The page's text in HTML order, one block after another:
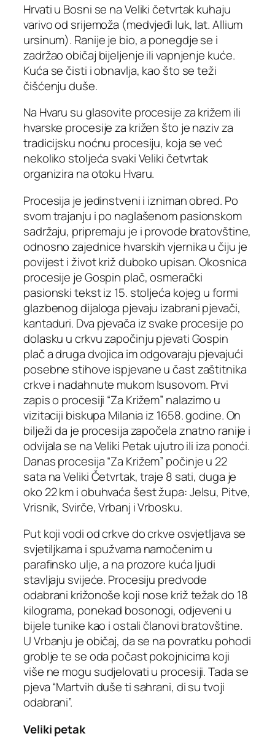
Hrvati u Bosni se na Veliki četvrtak kuhaju
varivo od srijemoža (medvjeđi luk, lat. Allium
ursinum). Ranije je bio, a ponegdje se i
zadržao običaj bijeljenje ili vapnjenje kuće.
Kuća se čisti i obnavlja, kao što se teži
čišćenju duše.
Na Hvaru su glasovite procesije za križem ili
hvarske procesije za križen što je naziv za
tradicijsku noćnu procesiju, koja se već
nekoliko stoljeća svaki Veliki četvrtak
organizira na otoku Hvaru.
Procesija je jedinstveni i izniman obred. Po
svom trajanju i po naglašenom pasionskom
sadržaju, pripremaju je i provode bratovštine,
odnosno zajednice hvarskih vjernika u čiju je
povijest i život križ duboko upisan. Okosnica
procesije je Gospin plač, osmerački
pasionski tekst iz 15. stoljeća kojeg u formi
glazbenog dijaloga pjevaju izabrani pjevači,
kantaduri. Dva pjevača iz svake procesije po
dolasku u crkvu započinju pjevati Gospin
plač a druga dvojica im odgovaraju pjevajući
posebne stihove ispjevane u čast zaštitnika
crkve i nadahnute mukom Isusovom. Prvi
zapis o procesiji “Za Križem” nalazimo u
vizitaciji biskupa Milania iz 1658. godine. On
bilježi da je procesija započela znatno ranije i
odvijala se na Veliki Petak ujutro ili iza ponoći.
Danas procesija “Za Križem” počinje u 22
sata na Veliki Četvrtak, traje 8 sati, duga je
oko 22 km i obuhvaća šest župa: Jelsu, Pitve,
Vrisnik, Svirče, Vrbanj i Vrbosku.
Put koji vodi od crkve do crkve osvjetljava se
svjetiljkama i spužvama namočenim u
parafinsko ulje, a na prozore kuća ljudi
stavljaju svijeće. Procesiju predvode
odabrani križonoše koji nose križ težak do 18
kilograma, ponekad bosonogi, odjeveni u
bijele tunike kao i ostali članovi bratovštine.
U Vrbanju je običaj, da se na povratku pohodi
groblje te se oda počast pokojnicima koji
više ne mogu sudjelovati u procesiji. Tada se
pjeva “Martvih duše ti sahrani, di su tvoji
odabrani”.
Veliki petak